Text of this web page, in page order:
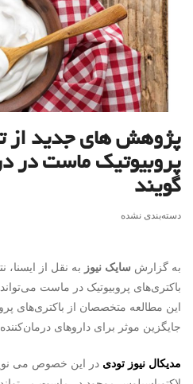
پژوهش های جدید از
پروبیوتیک ماست در
گویند
دسته‌بندی نشده
به گزارش سایک نیوز به نقل از
باکتری‌های پروبیوتیک در ماست
این مطالعه متخصصان از باکتری‌های
جایگزین موثر برای داروهای
مدیکال نیوز تودی در این خصوص می